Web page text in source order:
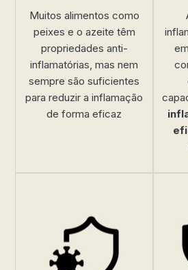
Muitos alimentos como
peixes e o azeite têm
propriedades anti-
inflamatórias, mas nem
sempre são suficientes
para reduzir a inflamação
de forma eficaz